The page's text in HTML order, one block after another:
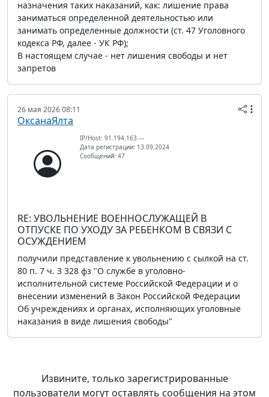
назначения таких наказаний, как: лишение права
заниматься определенной деятельностью или
занимать определенные должности (ст. 47 Уголовного
кодекса РФ, далее - УК РФ);
В настоящем случае - нет лишения свободы и нет
запретов
26 мая 2026 08:11
ОксанаЯлта
IP/Host: 91.194.163.---
Дата регистрации: 13.09.2024
Сообщений: 47
RE: УВОЛЬНЕНИЕ ВОЕННОСЛУЖАЩЕЙ В
ОТПУСКЕ ПО УХОДУ ЗА РЕБЕНКОМ В СВЯЗИ С
ОСУЖДЕНИЕМ
получили представление к увольнению с сылкой на ст.
80 п. 7 ч. 3 328 фз "О службе в уголовно-
исполнительной системе Российской Федерации и о
внесении изменений в Закон Российской Федерации
Об учреждениях и органах, исполняющих уголовные
наказания в виде лишения свободы"
Извините, только зарегистрированные
пользователи могут оставлять сообщения на этом